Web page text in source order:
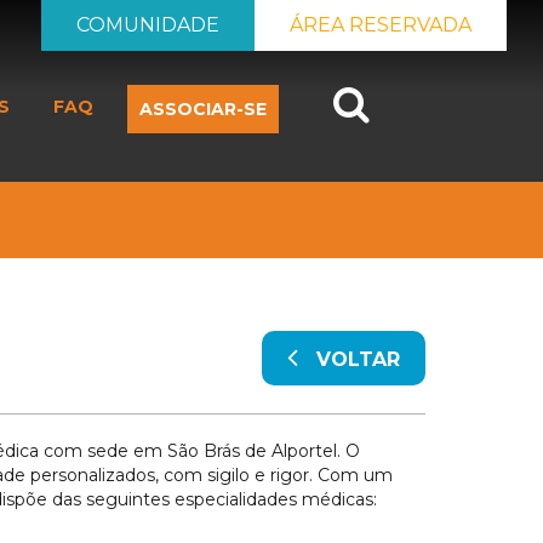
ÁREA RESERVADA
COMUNIDADE
FAQ ASSOCIAR-SE
VOLTAR
com sede em São Brás de Alportel. O
personalizados, com sigilo e rigor. Com um
das seguintes especialidades médicas: